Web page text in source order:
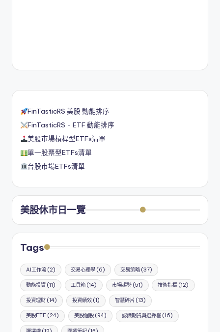
FinTasticRS 美股 動能排序
FinTasticRS - ETF 動能排序
美股市場槓桿型ETFs清單
單一股票型ETFs清單
台股市場ETFs清單
美股休市日一覽
Tags
AI工作流 (2) 交易心理學(6) 交易策略(37)
動能投資 (11) 工具箱(14) 市場趨勢(51) 技術指標 (12)
投資理財 (14) 投資績效(1) 智慧碎片 (13)
美股ETF (24) 美股個股(94) 認識期貨與選擇權(16)